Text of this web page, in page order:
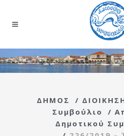
ΔΗΜΟΣ /
Συμβούλιο
/
Δημοτικού